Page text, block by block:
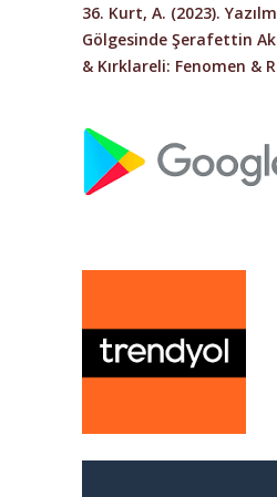
36. Kurt, A. (2023).
Gölgesinde Şerafettin
& Kırklareli: Fenomen &